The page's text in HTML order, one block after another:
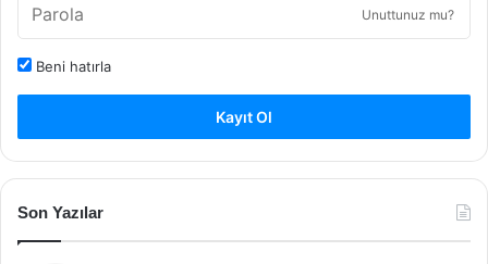
Unuttunuz mu?
Beni hatırla
Kayıt Ol
Son Yazılar